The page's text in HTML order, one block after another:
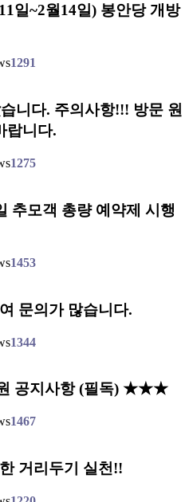
일~2월14일) 봉안당 개방
1291
니다. 주의사항!!! 방문 원
랍니다.
1275
추모객 총량 예약제 시행
1453
문의가 많습니다.
1344
공지사항 (필독) ★★★
1467
거리두기 실천!!